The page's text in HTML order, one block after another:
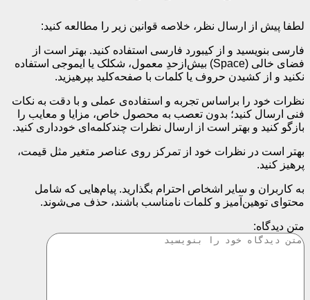
لطفا پیش از ارسال نظر، خلاصه قوانین زیر را مطالعه کنید:
فارسی بنویسید و از کیبورد فارسی استفاده کنید. بهتر است از
فضای خالی (Space) بیش‌از‌حدِ معمول، شکلک یا ایموجی استفاده
نکنید و از کشیدن حروف یا کلمات با صفحه‌کلید بپرهیزید.
نظرات خود را براساس تجربه و استفاده‌ی عملی و با دقت به نکات
فنی ارسال کنید؛ بدون تعصب به محصول خاص، مزایا و معایب را
بازگو کنید و بهتر است از ارسال نظرات چندکلمه‌‌ای خودداری کنید.
بهتر است در نظرات خود از تمرکز روی عناصر متغیر مثل قیمت،
پرهیز کنید.
به کاربران و سایر اشخاص احترام بگذارید. پیام‌هایی که شامل
محتوای توهین‌آمیز و کلمات نامناسب باشند، حذف می‌شوند.
متن دیدگاه: